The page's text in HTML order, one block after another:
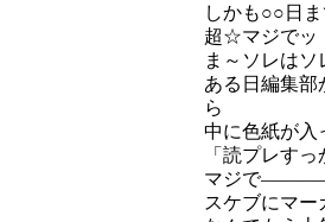
しかも○○日
超☆マジでッ
ま～ソレは
ある日編集部
ら
中に色紙が入
「読プレす
マジで
スケブにマ